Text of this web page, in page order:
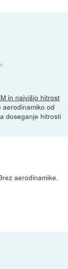
in najvišjo hitrost
aerodinamiko od
doseganje hitrosti
aerodinamike.